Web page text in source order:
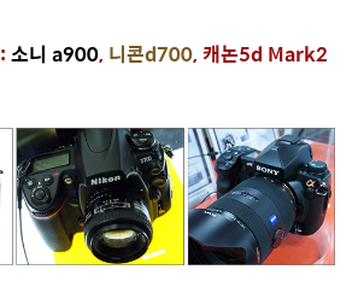
: 소니 a900, 니콘d700, 캐논5d Mark2